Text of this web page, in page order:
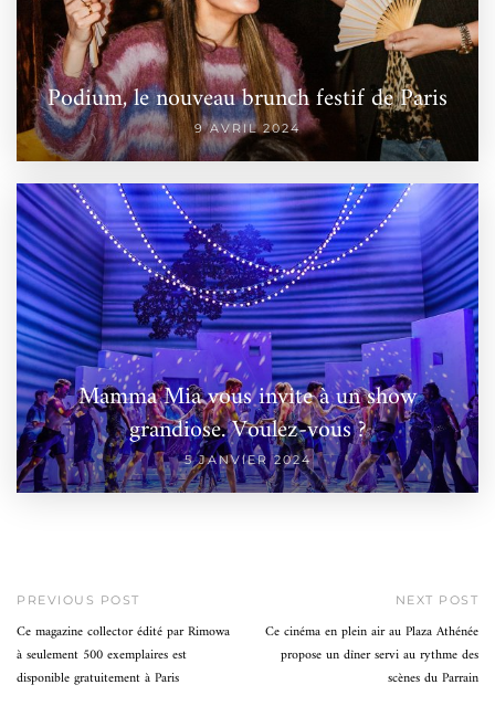
Podium, le nouveau brunch festif de Paris
9 AVRIL 2024
Mamma Mia vous invite à un show
grandiose. Voulez-vous ?
5 JANVIER 2024
PREVIOUS POST
Ce magazine collector édité par Rimowa
à seulement 500 exemplaires est
disponible gratuitement à Paris
NEXT POST
Ce cinéma en plein air au Plaza Athénée
propose un dîner servi au rythme des
scènes du Parrain